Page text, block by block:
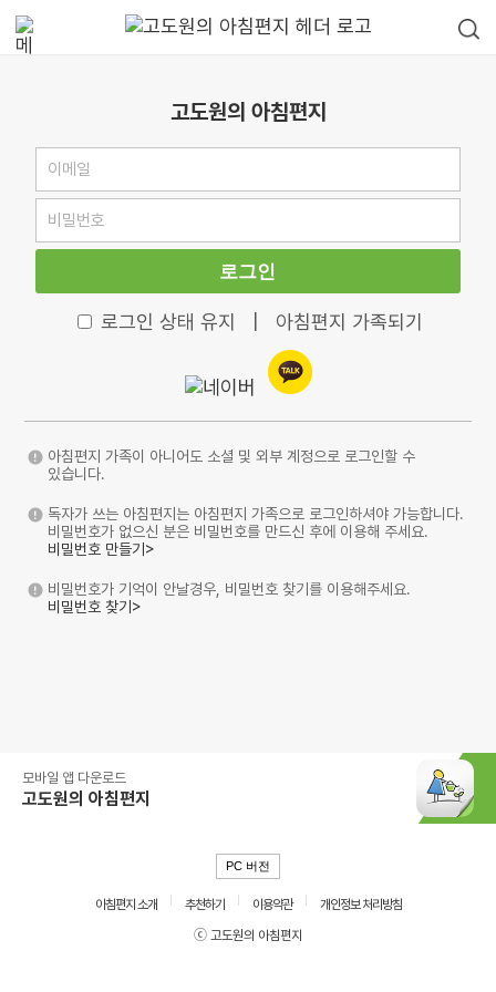
고도원의 아침편지
로그인
로그인 상태 유지 아침편지 가족되기
아침편지 가족이 아니어도 소셜 및 외부 계정으로 로그인할 수
있습니다.
독자가 쓰는 아침편지는 아침편지 가족으로 로그인하셔야 가능합니다.
비밀번호가 없으신 분은 비밀번호를 만드신 후에 이용해 주세요.
비밀번호 만들기>
비밀번호가 기억이 안날경우, 비밀번호 찾기를 이용해주세요.
비밀번호 찾기>
모바일 앱 다운로드
고도원의 아침편지
PC 버전
아침편지 소개 추천하기 이용약관
개인정보 처리방침
ⓒ 고도원의 아침편지